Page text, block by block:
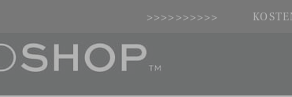
>>>>>>>>>>